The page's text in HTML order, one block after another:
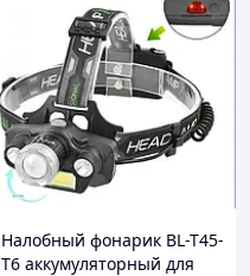
Налобный фонарик BL-T45-
T6 аккумуляторный для